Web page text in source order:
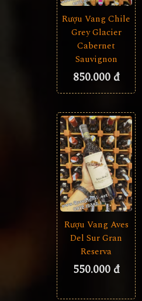
Rượu Vang Chile
Grey Glacier
Cabernet
Sauvignon
850.000 đ
Rượu Vang Aves
Del Sur Gran
Reserva
550.000 đ